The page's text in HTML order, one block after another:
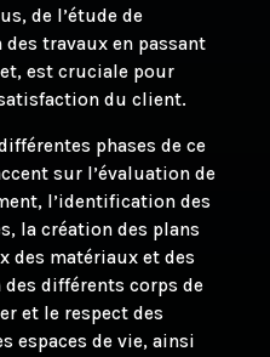
de l’étude de
travaux en passant
est cruciale pour
du client.
phases de ce
sur l’évaluation de
l’identification des
la création des plans
des matériaux et des
différents corps de
et le respect des
espaces de vie, ainsi